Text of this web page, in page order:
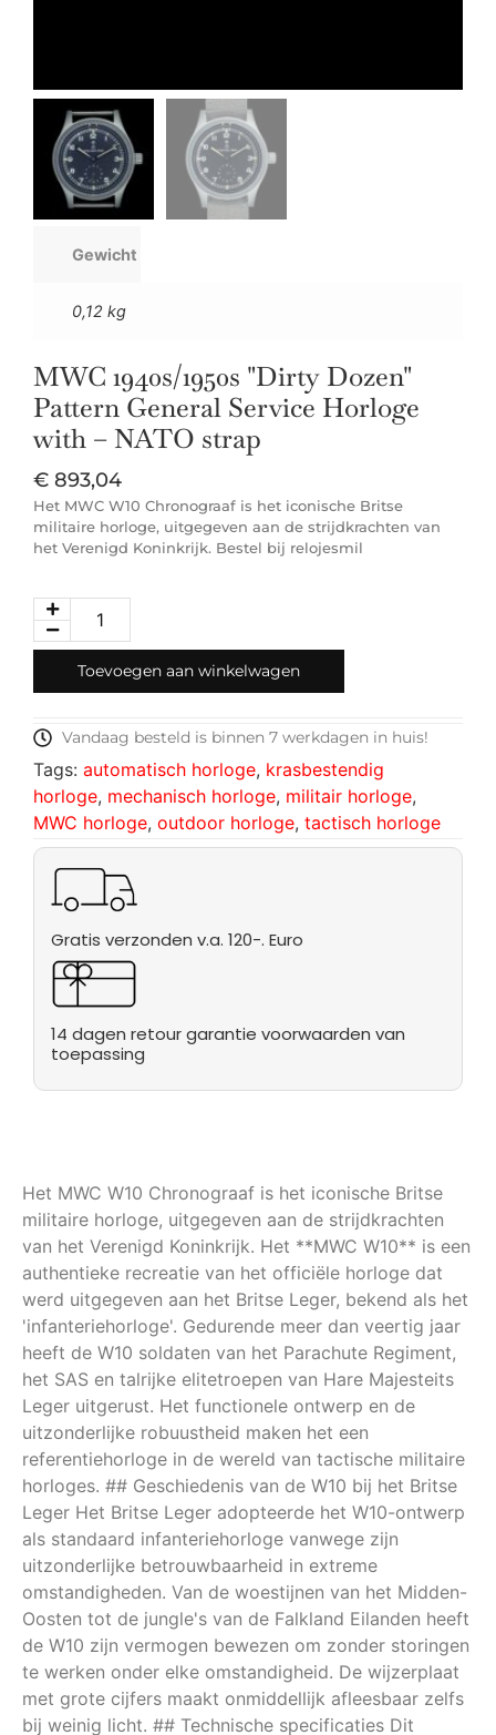
Gewicht
0,12 kg
MWC 1940s/1950s "Dirty Dozen"
Pattern General Service Horloge
with – NATO strap
€ 893,04
Het MWC W10 Chronograaf is het iconische Britse
militaire horloge, uitgegeven aan de strijdkrachten van
het Verenigd Koninkrijk. Bestel bij relojesmil
Toevoegen aan winkelwagen
Vandaag besteld is binnen 7 werkdagen in huis!
Tags: automatisch horloge, krasbestendig
horloge, mechanisch horloge, militair horloge,
MWC horloge, outdoor horloge, tactisch horloge
Gratis verzonden v.a. 120-. Euro
14 dagen retour garantie voorwaarden van
toepassing
Het MWC W10 Chronograaf is het iconische Britse
militaire horloge, uitgegeven aan de strijdkrachten
van het Verenigd Koninkrijk. Het **MWC W10** is een
authentieke recreatie van het officiële horloge dat
werd uitgegeven aan het Britse Leger, bekend als het
'infanteriehorloge'. Gedurende meer dan veertig jaar
heeft de W10 soldaten van het Parachute Regiment,
het SAS en talrijke elitetroepen van Hare Majesteits
Leger uitgerust. Het functionele ontwerp en de
uitzonderlijke robuustheid maken het een
referentiehorloge in de wereld van tactische militaire
horloges. ## Geschiedenis van de W10 bij het Britse
Leger Het Britse Leger adopteerde het W10-ontwerp
als standaard infanteriehorloge vanwege zijn
uitzonderlijke betrouwbaarheid in extreme
omstandigheden. Van de woestijnen van het Midden-
Oosten tot de jungle's van de Falkland Eilanden heeft
de W10 zijn vermogen bewezen om zonder storingen
te werken onder elke omstandigheid. De wijzerplaat
met grote cijfers maakt onmiddellijk afleesbaar zelfs
bij weinig licht. ## Technische specificaties Dit